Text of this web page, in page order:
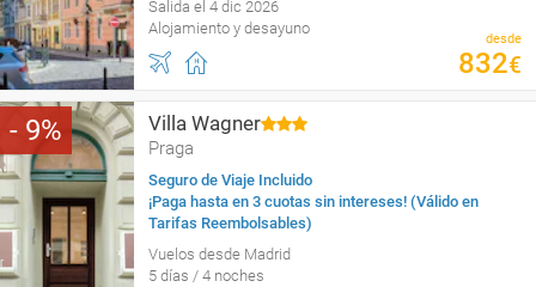
Salida el 4 dic 2026
Alojamiento y desayuno
desde
832€
9 Villa Wagner
Praga
Seguro de Viaje Incluido
¡Paga hasta en 3 cuotas sin intereses! (Válido en
Tarifas Reembolsables)
Vuelos desde Madrid
5 días / 4 noches